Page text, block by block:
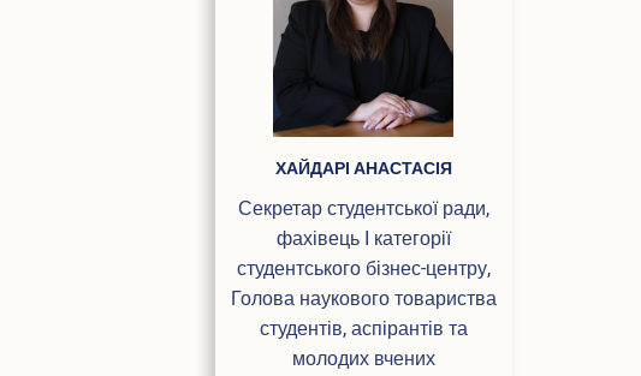
ХАЙДАРІ АНАСТАСІЯ
Секретар студентської ради,
фахівець І категорії
студентського бізнес-центру,
Голова наукового товариства
студентів, аспірантів та
молодих вчених